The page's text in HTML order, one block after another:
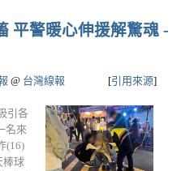
平警暖心伸援解驚魂 -
@ 台灣線報 [引用來源]
引各
名來
(16)
棒球